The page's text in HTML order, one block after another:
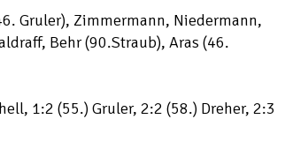
Gruler), Zimmermann, Niedermann,
Behr (90.Straub), Aras (46.
1:2 (55.) Gruler, 2:2 (58.) Dreher, 2:3